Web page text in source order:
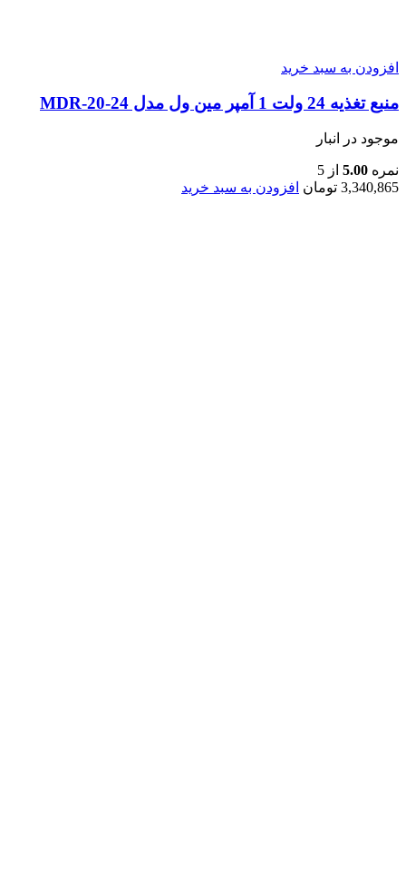
افزودن به سبد خرید
منبع تغذیه 24 ولت 1 آمپر مین ول مدل MDR-20-24
موجود در انبار
نمره 5.00 از 5
3,340,865 تومان افزودن به سبد خرید